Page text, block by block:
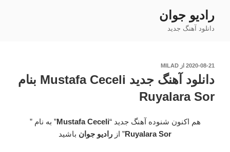
محتوا
رادیو جوان
دانلود آهنگ جدید
نوشته‌شده
2020-08-21 از MILAD
دانلود آهنگ جدید Mustafa Ceceli بنام
Ruyalara Sor
هم اکنون شنوده آهنگ جدید “Mustafa Ceceli” به نام ”
Ruyalara Sor” از رادیو جوان باشید